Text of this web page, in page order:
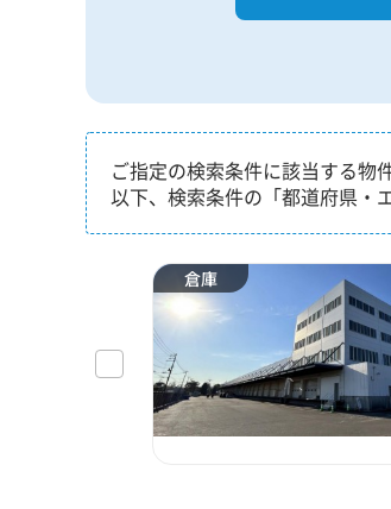
ご指定の検索条件に該当する物
以下、検索条件の「都道府県・
倉庫